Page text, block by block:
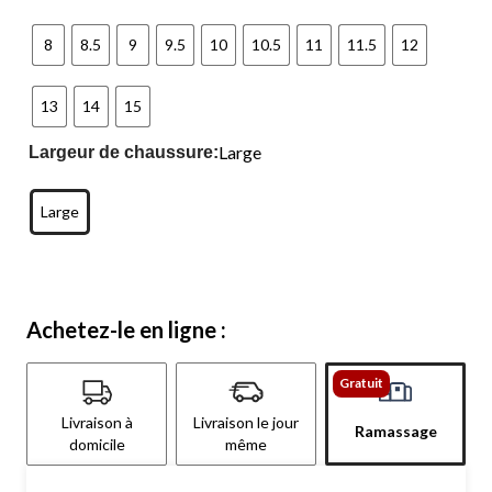
8 8.5 9 9.5 10 10.5 11 11.5 12
13 14 15
Largeur de chaussure:Large
Large
Achetez-le en ligne :
Livraison à
domicile
Livraison le jour
même
Gratuit
Ramassage